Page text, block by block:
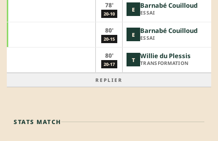
78'
20-10
E Barnabé Couilloud
ESSAI
80'
20-15
E Barnabé Couilloud
ESSAI
80'
20-17
T Willie du Plessis
TRANSFORMATION
REPLIER
STATS MATCH